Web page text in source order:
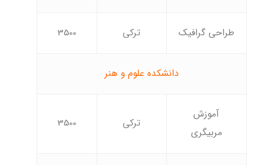
3500 ترکی طراحی گرافیک
دانشکده علوم و هنر
3500 ترکی
آموزش
مربیگری